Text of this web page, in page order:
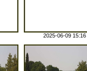
2025-06-09 15:16